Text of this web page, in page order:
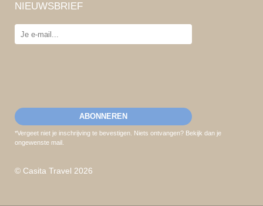
NIEUWSBRIEF
*Vergeet niet je inschrijving te bevestigen. Niets ontvangen? Bekijk dan je
ongewenste mail.
© Casita Travel 2026